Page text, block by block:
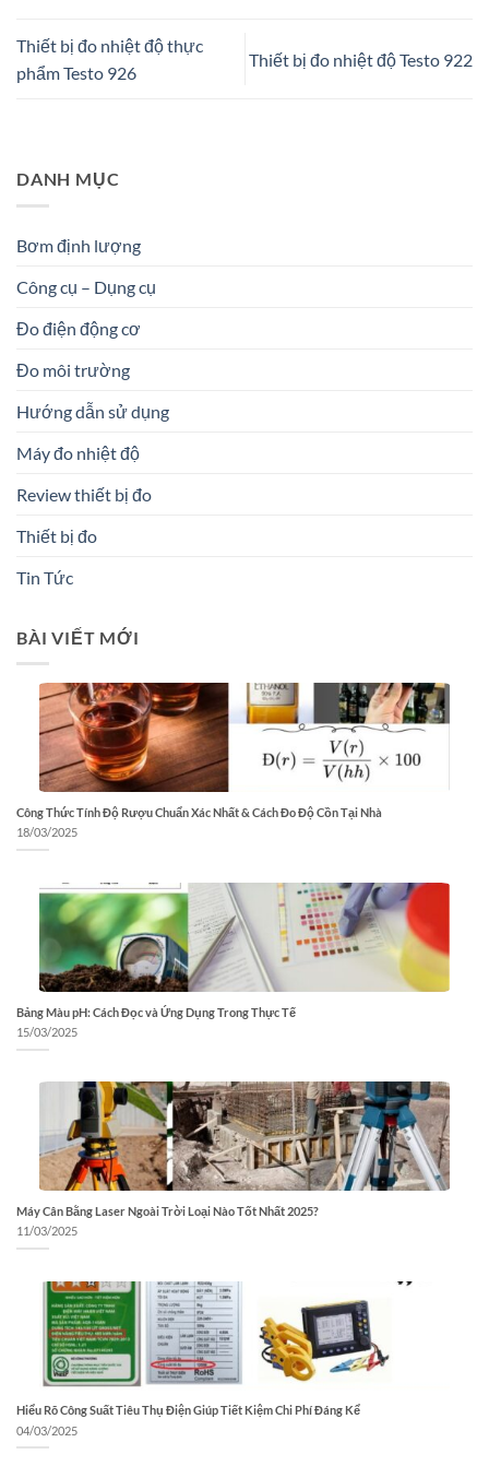
Thiết bị đo nhiệt độ thực
phẩm Testo 926
Thiết bị đo nhiệt độ Testo 922
DANH MỤC
Bơm định lượng
Công cụ – Dụng cụ
Đo điện động cơ
Đo môi trường
Hướng dẫn sử dụng
Máy đo nhiệt độ
Review thiết bị đo
Thiết bị đo
Tin Tức
BÀI VIẾT MỚI
Công Thức Tính Độ Rượu Chuẩn Xác Nhất & Cách Đo Độ Cồn Tại Nhà
18/03/2025
Bảng Màu pH: Cách Đọc và Ứng Dụng Trong Thực Tế
15/03/2025
Máy Cân Bằng Laser Ngoài Trời Loại Nào Tốt Nhất 2025?
11/03/2025
Hiểu Rõ Công Suất Tiêu Thụ Điện Giúp Tiết Kiệm Chi Phí Đáng Kể
04/03/2025